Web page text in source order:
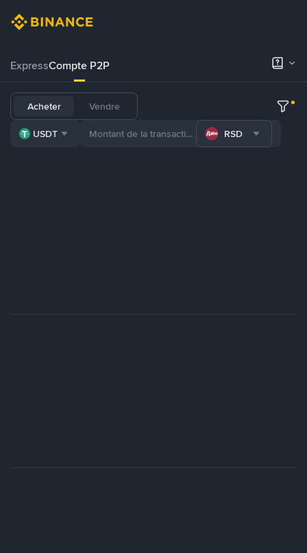
ExpressCompte P2P
Acheter Vendre
USDT RSD